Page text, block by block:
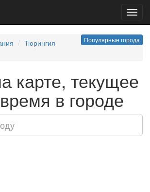
Популярные города
Тюрингия
карте, текущее
в городе